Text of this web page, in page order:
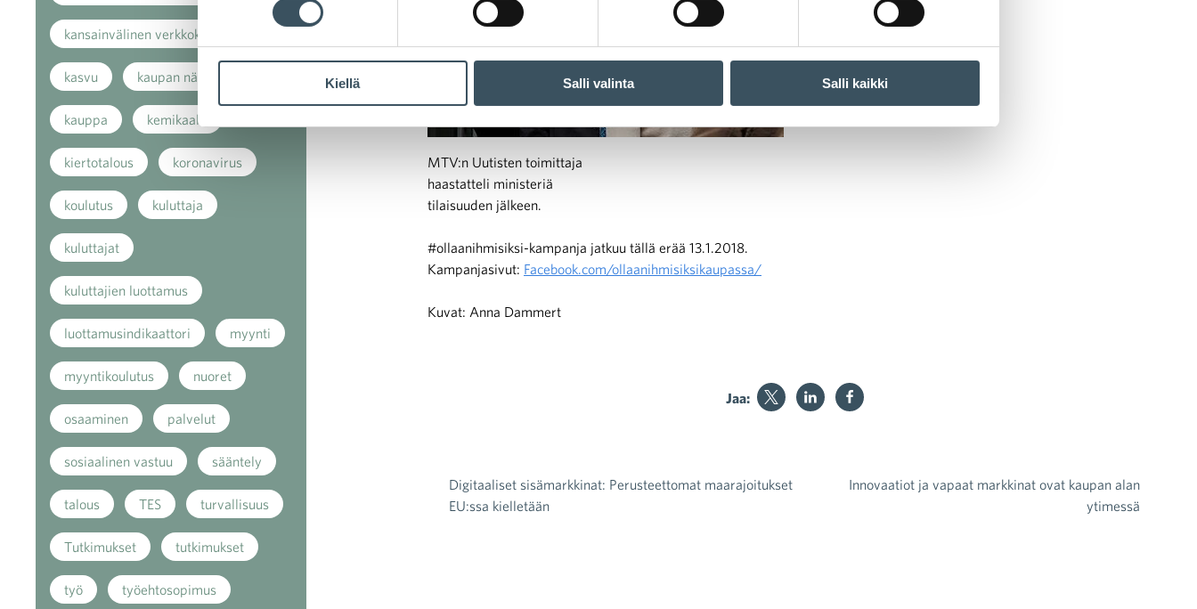
Kiellä Salli valinta Salli kaikki
MTV:n Uutisten toimittaja
haastatteli ministeriä
tilaisuuden jälkeen.
#ollaanihmisiksi-kampanja jatkuu tällä erää 13.1.2018.
Kampanjasivut: Facebook.com/ollaanihmisiksikaupassa/
Kuvat: Anna Dammert
Jaa:
Artikkelien selaus
Digitaaliset sisämarkkinat: Perusteettomat maarajoitukset
EU:ssa kielletään
Innovaatiot ja vapaat markkinat ovat kaupan alan
ytimessä
kansainvälinen verkkokauppa
kasvu kaupan näkymät
kauppa kemikaalit
kiertotalous koronavirus
koulutus kuluttaja
kuluttajat
kuluttajien luottamus
luottamusindikaattori myynti
myyntikoulutus nuoret
osaaminen palvelut
sosiaalinen vastuu sääntely
talous TES turvallisuus
Tutkimukset tutkimukset
työ työehtosopimus